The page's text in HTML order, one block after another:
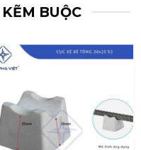
BUỘC